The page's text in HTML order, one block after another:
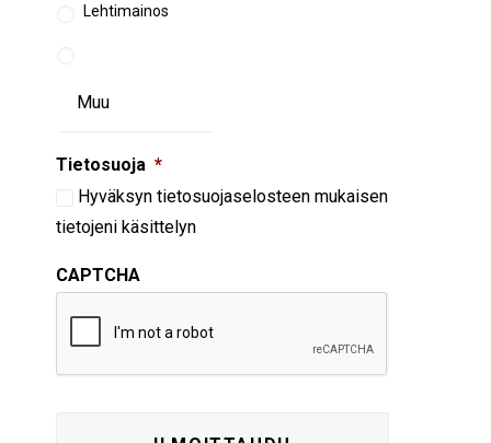
Lehtimainos
Tietosuoja *
Hyväksyn tietosuojaselosteen mukaisen
tietojeni käsittelyn
CAPTCHA